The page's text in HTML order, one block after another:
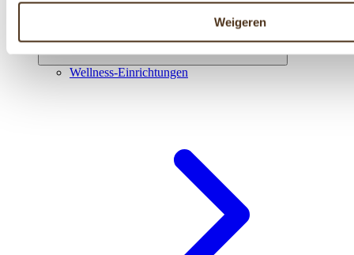
Weigeren
Wellness-Einrichtungen